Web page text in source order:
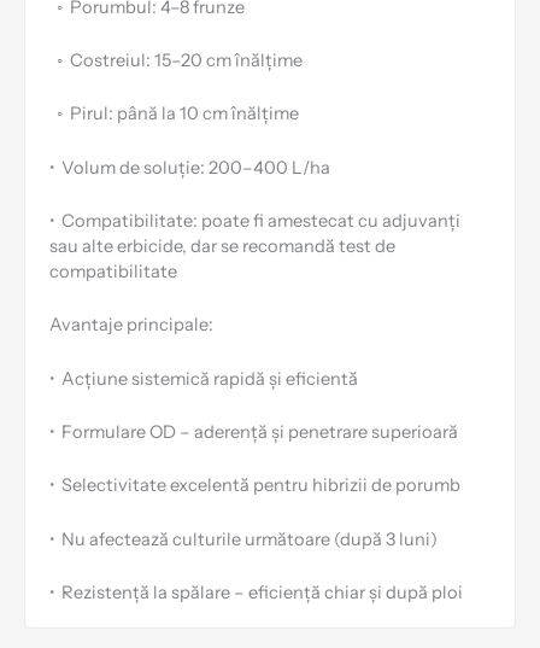
⁠◦ Porumbul: 4–8 frunze
⁠◦ Costreiul: 15–20 cm înălțime
⁠◦ Pirul: până la 10 cm înălțime
• Volum de soluție: 200–400 L/ha
• Compatibilitate: poate fi amestecat cu adjuvanți
sau alte erbicide, dar se recomandă test de
compatibilitate
Avantaje principale:
• Acțiune sistemică rapidă și eficientă
• Formulare OD – aderență și penetrare superioară
• Selectivitate excelentă pentru hibrizii de porumb
• Nu afectează culturile următoare (după 3 luni)
• Rezistență la spălare – eficiență chiar și după ploi